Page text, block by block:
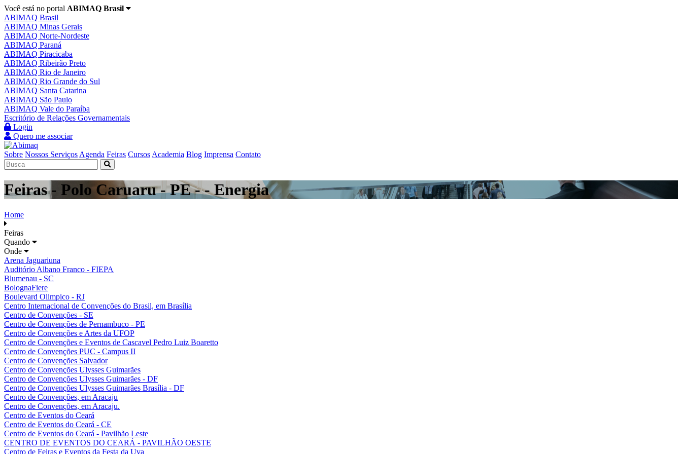
Você está no portal ABIMAQ Brasil
ABIMAQ Brasil
ABIMAQ Minas Gerais
ABIMAQ Norte-Nordeste
ABIMAQ Paraná
ABIMAQ Piracicaba
ABIMAQ Ribeirão Preto
ABIMAQ Rio de Janeiro
ABIMAQ Rio Grande do Sul
ABIMAQ Santa Catarina
ABIMAQ São Paulo
ABIMAQ Vale do Paraíba
Escritório de Relações Governamentais
Login
Quero me associar
Sobre Nossos Serviços Agenda Feiras Cursos Academia Blog Imprensa Contato
Feiras - Polo Caruaru - PE - - Energia
Home
Feiras
Quando
Onde
Arena Jaguariuna
Auditório Albano Franco - FIEPA
Blumenau - SC
BolognaFiere
Boulevard Olimpico - RJ
Centro Internacional de Convenções do Brasil, em Brasília
Centro de Convenções - SE
Centro de Convenções de Pernambuco - PE
Centro de Convenções e Artes da UFOP
Centro de Convenções e Eventos de Cascavel Pedro Luiz Boaretto
Centro de Convenções PUC - Campus II
Centro de Convenções Salvador
Centro de Convenções Ulysses Guimarães
Centro de Convenções Ulysses Guimarães - DF
Centro de Convenções Ulysses Guimarães Brasília - DF
Centro de Convenções, em Aracaju
Centro de Convenções, em Aracaju.
Centro de Eventos do Ceará
Centro de Eventos do Ceará - CE
Centro de Eventos do Ceará - Pavilhão Leste
CENTRO DE EVENTOS DO CEARÁ - PAVILHÃO OESTE
Centro de Feiras e Eventos da Festa da Uva